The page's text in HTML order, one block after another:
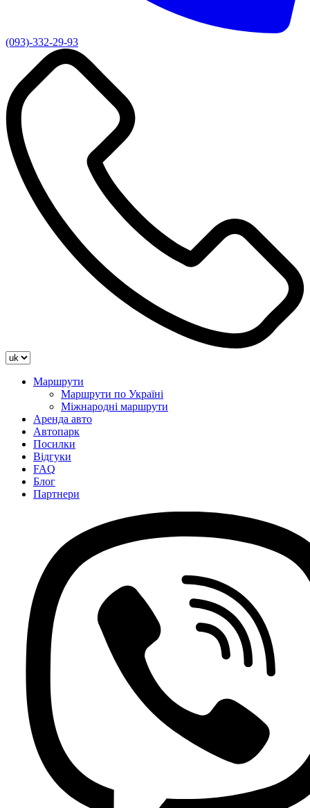
(093)-332-29-93
Маршрути
Маршрути по Україні
Міжнародні маршрути
Аренда авто
Автопарк
Посилки
Відгуки
FAQ
Блог
Партнери